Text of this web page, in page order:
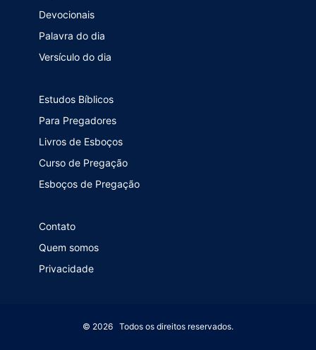
Devocionais
Palavra do dia
Versículo do dia
Estudos Bíblicos
Para Pregadores
Livros de Esboços
Curso de Pregação
Esboços de Pregação
Contato
Quem somos
Privacidade
© 2026 Todos os direitos reservados.